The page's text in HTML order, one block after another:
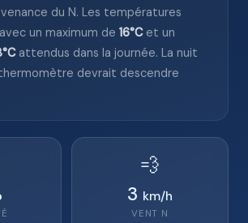
du N. Les températures
un maximum de 16°Cet un
attendus dans la journée. La nuit
devrait descendre
💨
3 km/h
VENT N